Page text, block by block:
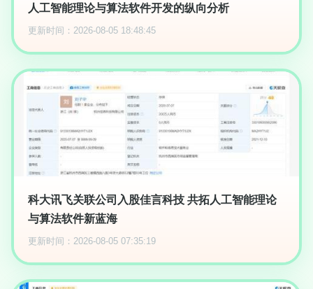
人工智能理论与算法软件开发的纵向分析
更新时间：2026-08-05 18:48:45
科大讯飞关联公司入股佳言科技 共拓人工智能理论
与算法软件新蓝海
更新时间：2026-08-05 07:35:19